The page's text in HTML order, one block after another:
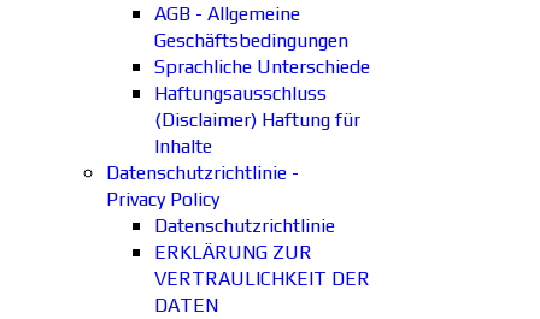
AGB - Allgemeine
Geschäftsbedingungen
Sprachliche Unterschiede
Haftungsausschluss
(Disclaimer) Haftung für
Inhalte
Datenschutzrichtlinie -
Privacy Policy
Datenschutzrichtlinie
ERKLÄRUNG ZUR
VERTRAULICHKEIT DER
DATEN